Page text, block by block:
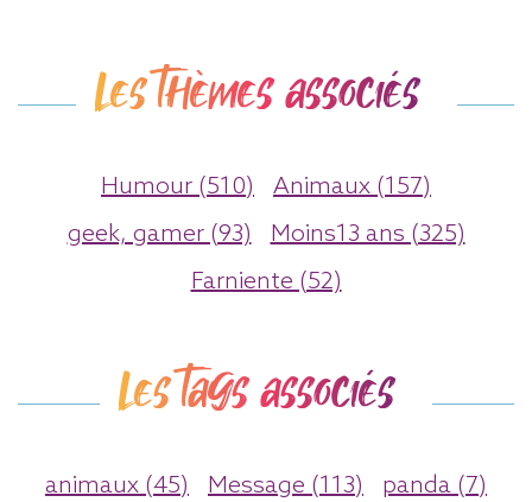
Les thèmes associés
Humour (510)
Animaux (157)
geek, gamer (93)
Moins13 ans (325)
Farniente (52)
Les tags associés
animaux (45) Message (113) panda (7)